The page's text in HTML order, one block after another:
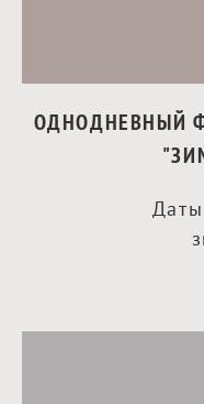
ОДНОДНЕВНЫЙ